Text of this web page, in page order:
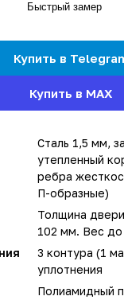
Быстрый замер
Купить в
Купить в MAX
Сталь 1,5 мм,
утепленный
ребра
П-образные)
Толщина
102 мм. Вес до
3 контура (1
уплотнения
Полиамидный